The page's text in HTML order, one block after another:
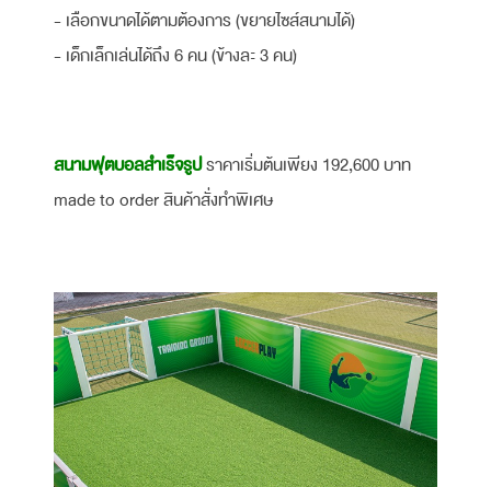
- เลือกขนาดได้ตามต้องการ (ขยายไซส์สนามได้)
- เด็กเล็กเล่นได้ถึง 6 คน (ข้างละ 3 คน)
สนามฟุตบอลสำเร็จรูปราคาเริ่มต้นเพียง 192,600 บาท
made to order สินค้าสั่งทำพิเศษ